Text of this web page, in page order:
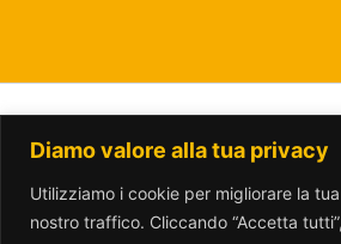
Diamo valore alla tua privacy
Utilizziamo i cookie per migliorare la
nostro traffico. Cliccando “Accetta